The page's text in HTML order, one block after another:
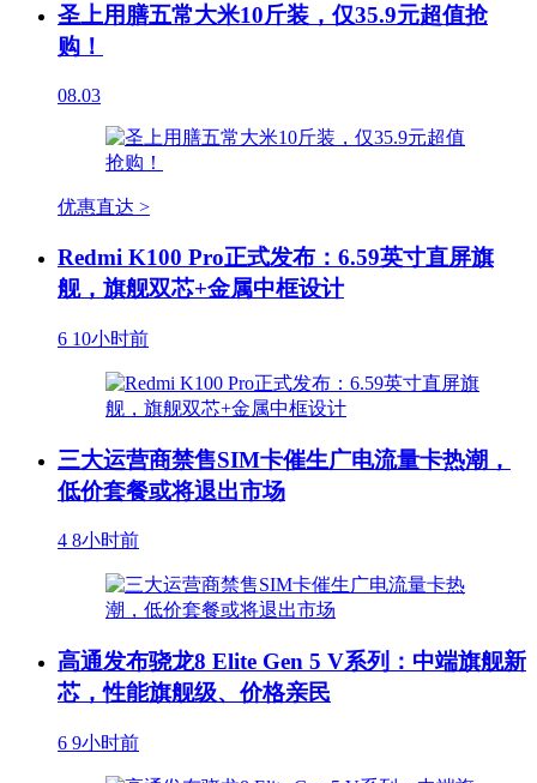
圣上用膳五常大米10斤装，仅35.9元超值抢
购！
08.03
优惠直达 >
Redmi K100 Pro正式发布：6.59英寸直屏旗
舰，旗舰双芯+金属中框设计
6 10小时前
三大运营商禁售SIM卡催生广电流量卡热潮，
低价套餐或将退出市场
4 8小时前
高通发布骁龙8 Elite Gen 5 V系列：中端旗舰新
芯，性能旗舰级、价格亲民
6 9小时前